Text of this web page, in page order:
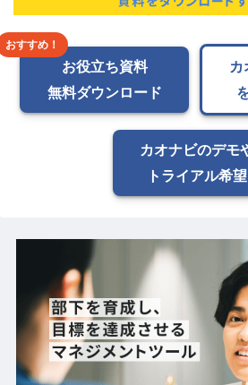
お役立ち資料
無料ダウンロード
カオナビのデモ
トライアル希望